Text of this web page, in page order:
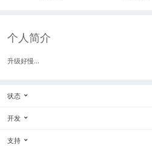
个人简介
升级好慢...
状态
开发
支持